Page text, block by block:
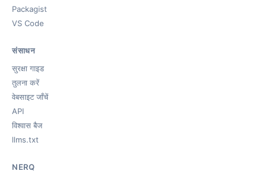
Packagist
VS Code
संसाधन
सुरक्षा गाइड
तुलना करें
वेबसाइट जाँचें
API
विश्वास बैज
llms.txt
NERQ